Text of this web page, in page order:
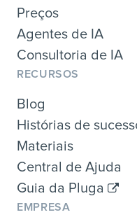
Preços
Agentes de IA
Consultoria de IA
RECURSOS
Blog
Histórias de
Materiais
Central de Ajuda
Guia da Pluga
EMPRESA